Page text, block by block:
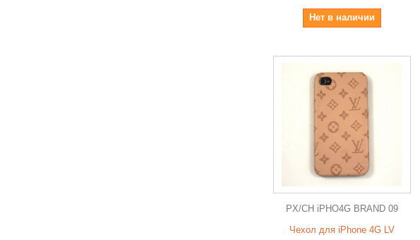
Нет в наличии
PX/CH iPHO4G BRAND 09
Чехол для iPhone 4G LV